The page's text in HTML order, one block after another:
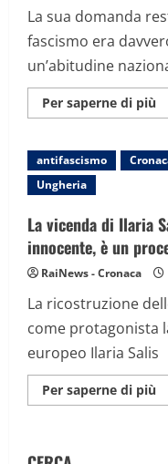
La sua domanda
fascismo era
un’abitudine
Per saperne di più
e
antifascismo
Ungheria
La vicenda di Ilaria
innocente, è un
RaiNews - Cronaca
La ricostruzione
come protagonista
europeo Ilaria Salis
Per saperne di più